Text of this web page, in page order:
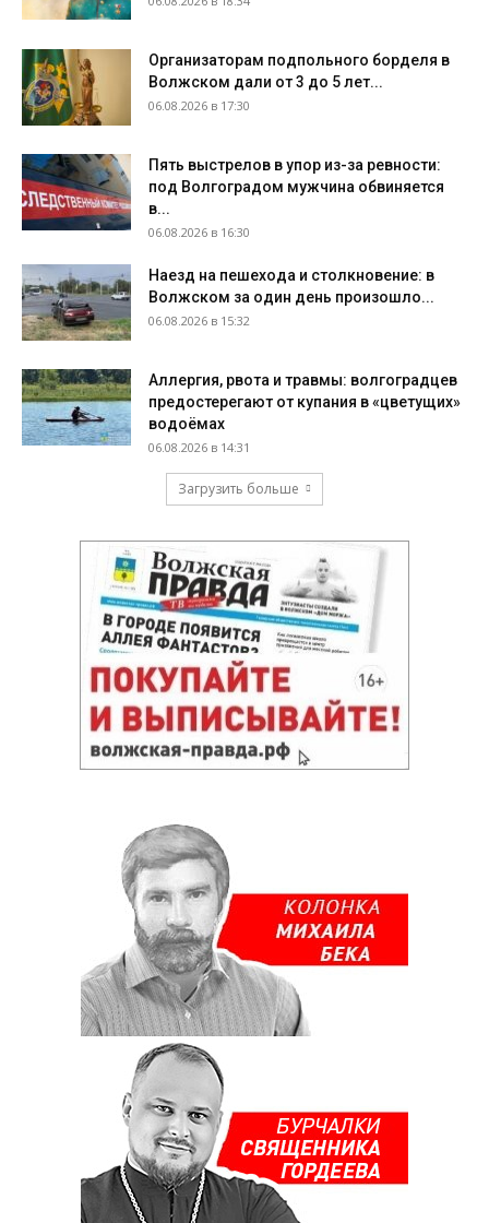
Организаторам подпольного борделя в
Волжском дали от 3 до 5 лет...
06.08.2026 в 17:30
Пять выстрелов в упор из-за ревности:
под Волгоградом мужчина обвиняется
в...
06.08.2026 в 16:30
Наезд на пешехода и столкновение: в
Волжском за один день произошло...
06.08.2026 в 15:32
Аллергия, рвота и травмы: волгоградцев
предостерегают от купания в «цветущих»
водоёмах
06.08.2026 в 14:31
Загрузить больше